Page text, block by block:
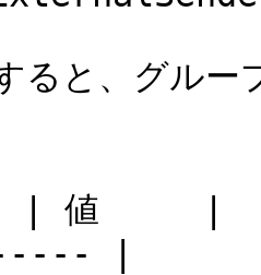
と、グルー
| 値     |
|